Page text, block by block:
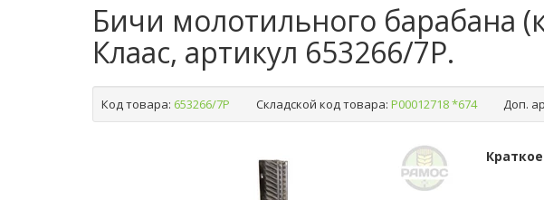
Бичи молотильного барабана
Клаас, артикул 653266/7P.
Код товара: 653266/7P Складской код товара: Р00012718 *674 Доп.